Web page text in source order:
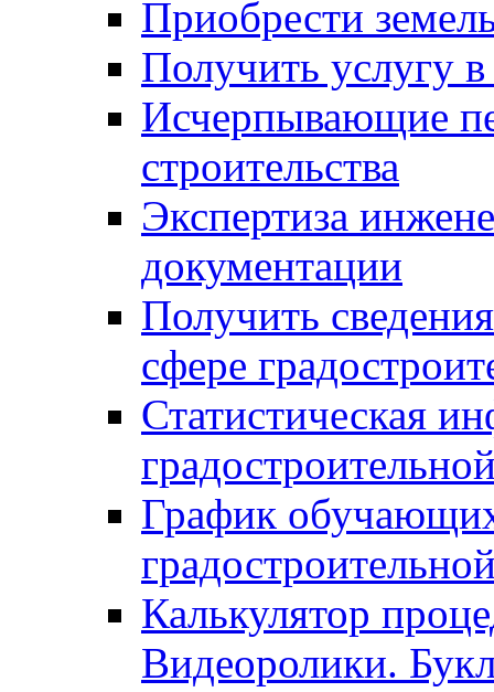
Приобрести
Получить услугу в
Исчерпывающие
строительства
Экспертиза
документации
Получить
сфере
Статистическая
График
Калькулятор
Видеоролики.